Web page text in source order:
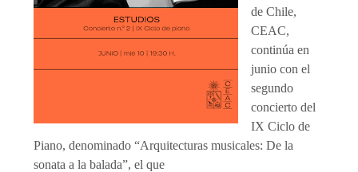
de Chile,
CEAC,
continúa en
junio con el
segundo
concierto del
IX Ciclo de
Piano, denominado “Arquitecturas musicales: De la
sonata a la balada”, el que